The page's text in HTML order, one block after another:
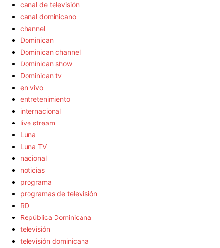
canal de televisión
canal dominicano
channel
Dominican
Dominican channel
Dominican show
Dominican tv
en vivo
entretenimiento
internacional
live stream
Luna
Luna TV
nacional
noticias
programa
programas de televisión
RD
República Dominicana
televisión
televisión dominicana